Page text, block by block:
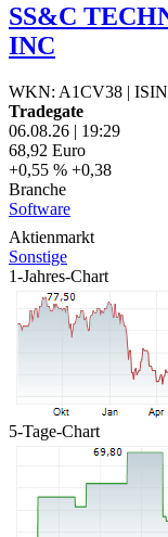
SS&C
INC
WKN: A1CV38 |
Tradegate
06.08.26 | 19:29
68,92 Euro
+0,55 % +0,38
Branche
Software
Aktienmarkt
Sonstige
1-Jahres-Chart
5-Tage-Chart